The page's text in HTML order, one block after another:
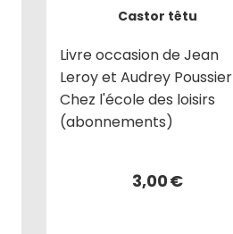
Castor têtu
Livre occasion de Jean
Leroy et Audrey Poussier
Chez l'école des loisirs
(abonnements)
3,00€